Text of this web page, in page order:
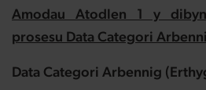
Amodau Atodlen 1 y
prosesu Data Categori
Data Categori Arbennig